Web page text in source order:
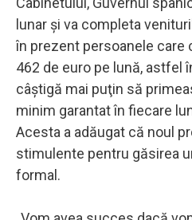
lunar şi va completa
în prezent persoanele care
462 de euro pe lună, astfel
câştigă mai puţin să
minim garantat în fiecare
Acesta a adăugat că noul
stimulente pentru găsirea
formal.